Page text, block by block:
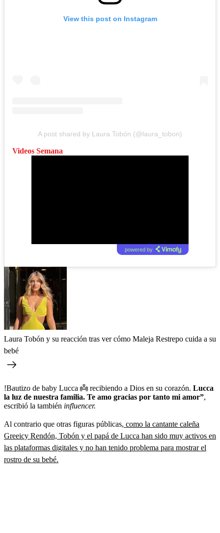
View this post on Instagram
A post shared by Laura Tobón (@laura_tobon)
Videos Semana
powered by
Laura Tobón y su reacción tras ver cómo Maleja Restrepo cuida a su
bebé
!Bautizo de baby Lucca 👼 recibiendo a Dios en su corazón. Lucca
la luz de nuestra familia. Te amo gracias por tanto mi amor”,
escribió la también influencer.
Al contrario que otras figuras públicas, como la cantante caleña
Greeicy Rendón, Tobón y el papá de Lucca han sido muy activos en
las plataformas digitales y no han tenido problema para mostrar el
rostro de su bebé.